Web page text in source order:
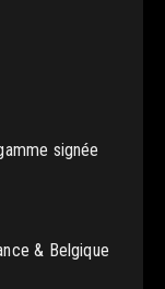
signée
& Belgique